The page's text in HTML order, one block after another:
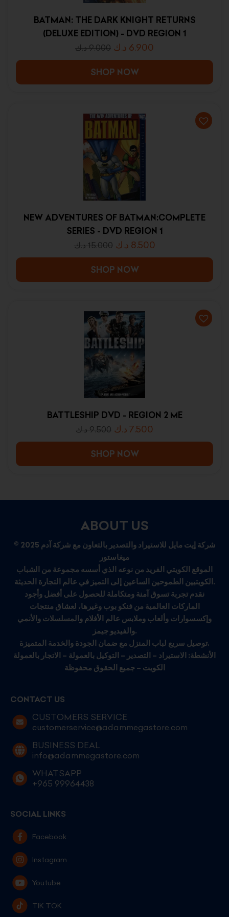
BATMAN: THE DARK KNIGHT RETURNS
(DELUXE EDITION) - DVD REGION 1
9.000 د.ك 6.900 د.ك
SHOP NOW
NEW ADVENTURES OF BATMAN:COMPLETE
SERIES - DVD REGION 1
15.000 د.ك 8.500 د.ك
SHOP NOW
BATTLESHIP DVD - REGION 2 ME
9.500 د.ك 7.500 د.ك
SHOP NOW
ABOUT US
© 2025 شركة إيت مايل للاستيراد والتصدير بالتعاون مع شركة آدم
ميغاستور
الموقع الكويتي الفريد من نوعه الذي أسسه مجموعة من الشباب
الكويتيين الطموحين الساعين إلى التميز في عالم التجارة الحديثة.
نقدم تجربة تسوق آمنة ومتكاملة للحصول على أفضل وأجود
الماركات العالمية من فنكو بوب وغيرها، لعشاق منتجات
وإكسسوارات وألعاب وملابس عالم الأفلام والمسلسلات والأنمي
والفيديو جيمز.
توصيل سريع لباب المنزل مع ضمان الجودة والخدمة المتميزة.
الأنشطة: الاستيراد – التصدير – التوكيل بالعمولة – الاتجار بالعمولة
الكويت – جميع الحقوق محفوظة
CONTACT US
CUSTOMERS SERVICE
customerservice@adammegastore.com
BUSINESS DEAL
info@adammegastore.com
WHATSAPP
+965 99964438
SOCIAL LINKS
Facebook
Instagram
Youtube
TIK TOK